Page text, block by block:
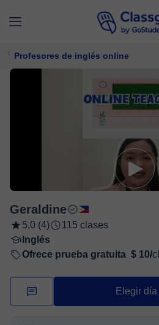
Profesores de inglés online
Geraldine
5,0 (4)
115 clases
Inglés
Ofrece prueba gratuita $ 10/
Elegir